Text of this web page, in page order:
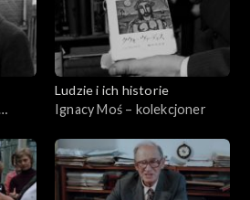
Ludzie i ich historie
Ignacy Moś – kolekcjoner